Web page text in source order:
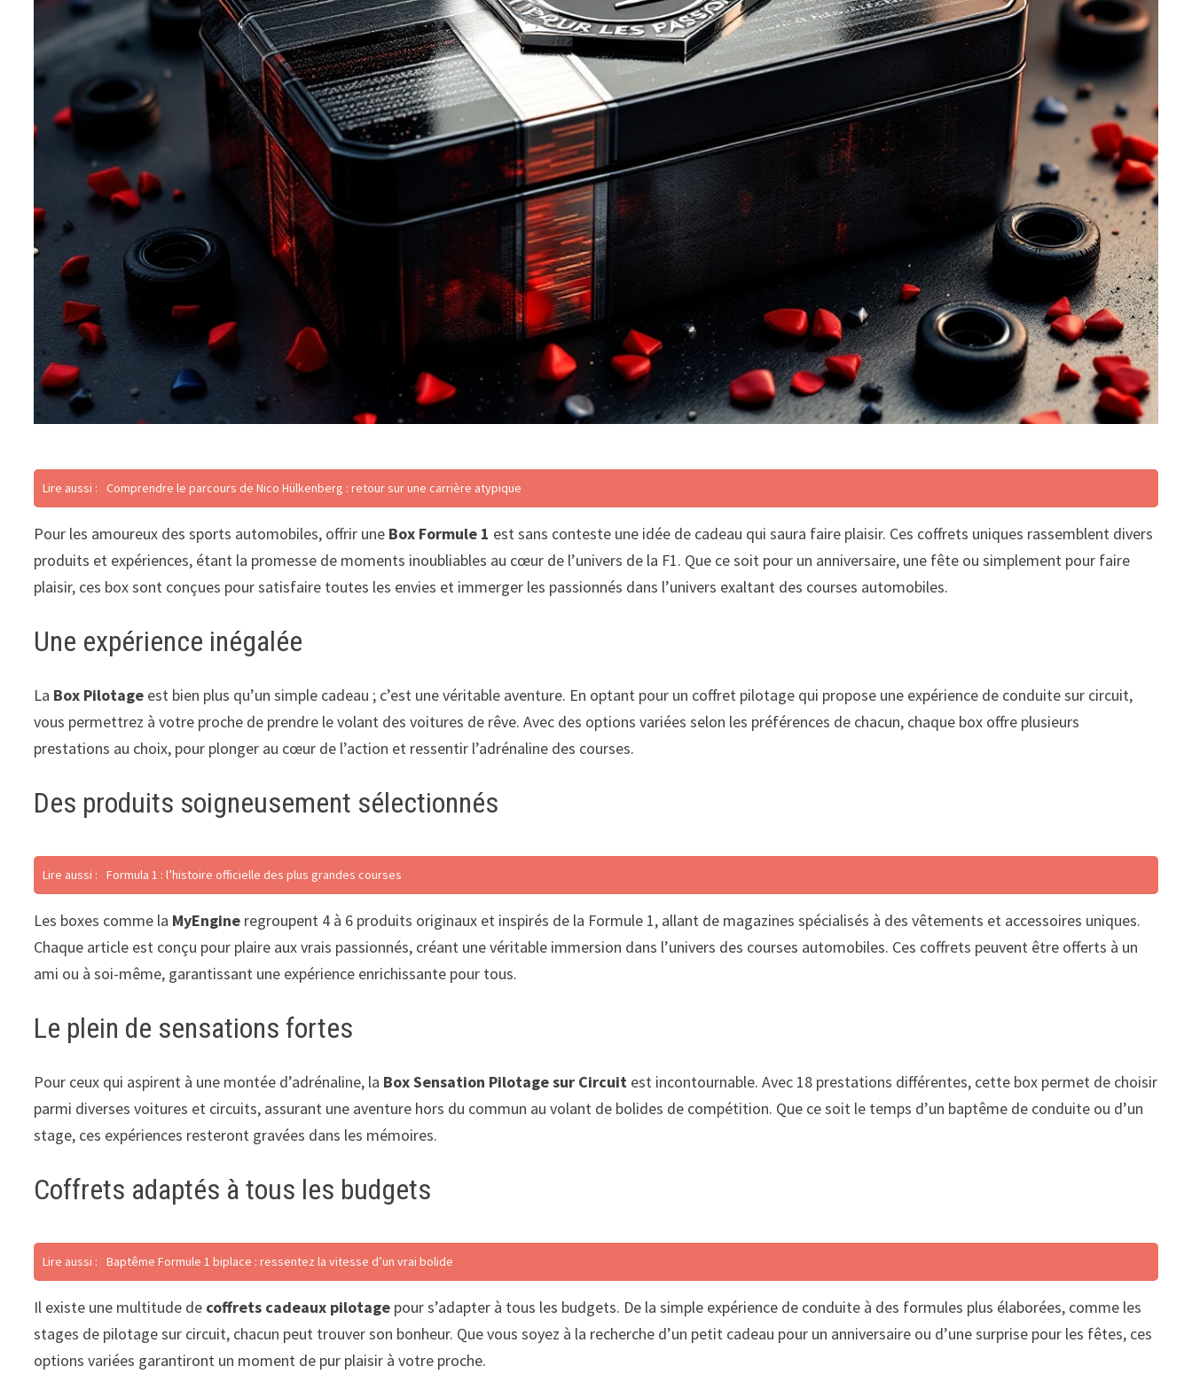
Lire aussi : Comprendre le parcours de Nico Hülkenberg : retour sur une carrière atypique
Pour les amoureux des sports automobiles, offrir une Box Formule 1 est sans conteste une idée de cadeau qui saura faire plaisir. Ces coffrets uniques rassemblent divers
produits et expériences, étant la promesse de moments inoubliables au cœur de l’univers de la F1. Que ce soit pour un anniversaire, une fête ou simplement pour faire
plaisir, ces box sont conçues pour satisfaire toutes les envies et immerger les passionnés dans l’univers exaltant des courses automobiles.
Une expérience inégalée
La Box Pilotage est bien plus qu’un simple cadeau ; c’est une véritable aventure. En optant pour un coffret pilotage qui propose une expérience de conduite sur circuit,
vous permettrez à votre proche de prendre le volant des voitures de rêve. Avec des options variées selon les préférences de chacun, chaque box offre plusieurs
prestations au choix, pour plonger au cœur de l’action et ressentir l’adrénaline des courses.
Des produits soigneusement sélectionnés
Lire aussi : Formula 1 : l’histoire officielle des plus grandes courses
Les boxes comme la MyEngine regroupent 4 à 6 produits originaux et inspirés de la Formule 1, allant de magazines spécialisés à des vêtements et accessoires uniques.
Chaque article est conçu pour plaire aux vrais passionnés, créant une véritable immersion dans l’univers des courses automobiles. Ces coffrets peuvent être offerts à un
ami ou à soi-même, garantissant une expérience enrichissante pour tous.
Le plein de sensations fortes
Pour ceux qui aspirent à une montée d’adrénaline, la Box Sensation Pilotage sur Circuit est incontournable. Avec 18 prestations différentes, cette box permet de choisir
parmi diverses voitures et circuits, assurant une aventure hors du commun au volant de bolides de compétition. Que ce soit le temps d’un baptême de conduite ou d’un
stage, ces expériences resteront gravées dans les mémoires.
Coffrets adaptés à tous les budgets
Lire aussi : Baptême Formule 1 biplace : ressentez la vitesse d’un vrai bolide
Il existe une multitude de coffrets cadeaux pilotage pour s’adapter à tous les budgets. De la simple expérience de conduite à des formules plus élaborées, comme les
stages de pilotage sur circuit, chacun peut trouver son bonheur. Que vous soyez à la recherche d’un petit cadeau pour un anniversaire ou d’une surprise pour les fêtes, ces
options variées garantiront un moment de pur plaisir à votre proche.